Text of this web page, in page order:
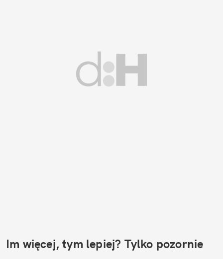
Im więcej, tym lepiej? Tylko pozornie